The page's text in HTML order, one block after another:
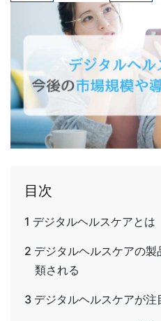
目次
1 デジタルヘルスケアとは
2 デジタルヘルスケアの
類される
3 デジタルヘルスケアが